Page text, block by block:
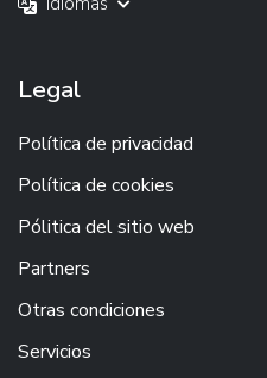
Legal
Política de privacidad
Política de cookies
Pólitica del sitio web
Partners
Otras condiciones
Servicios